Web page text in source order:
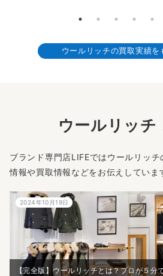
ウールリッチの買取実績を
ウールリッチ
ブランド専門店LIFEではウールリッ
情報や買取情報などをお伝えしていま
【完全版】ウールリッチとは？プロが５分
2024年10月19日